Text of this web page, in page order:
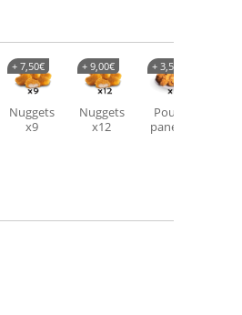
Nuggets
x9
+ 7,50€
Nuggets
x12
+ 9,00€
Poulet
pané X3
+ 3,50